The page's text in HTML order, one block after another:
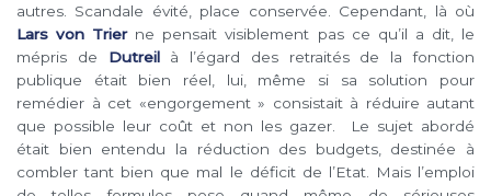
autres. Scandale évité, place conservée. Cependant, là où
Lars von Trierne pensait visiblement pas ce qu’il a dit, le
mépris de Dutreilà l’égard des retraités de la fonction
publique était bien réel, lui, même si sa solution pour
remédier à cet «engorgement » consistait à réduire autant
que possible leur coût et non les gazer. Le sujet abordé
était bien entendu la réduction des budgets, destinée à
combler tant bien que mal le déficit de l’Etat. Mais l’emploi